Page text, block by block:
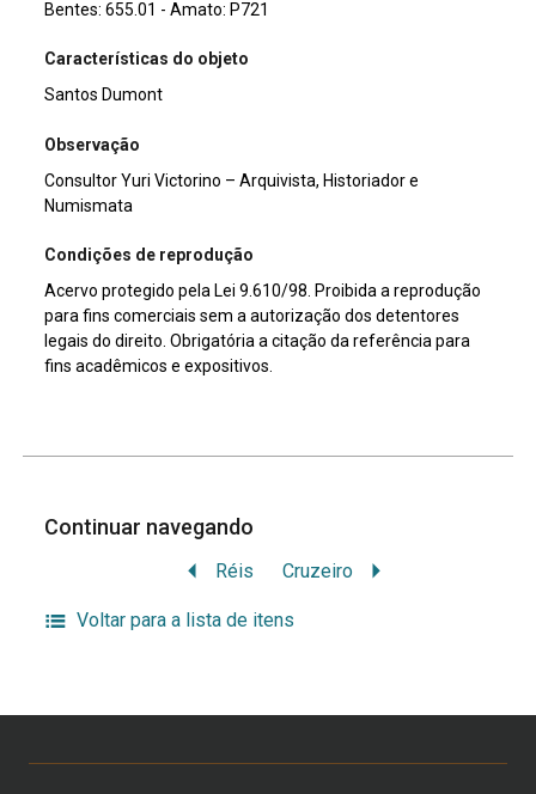
Bentes: 655.01 - Amato: P721
Características do objeto
Santos Dumont
Observação
Consultor Yuri Victorino – Arquivista, Historiador e
Numismata
Condições de reprodução
Acervo protegido pela Lei 9.610/98. Proibida a reprodução
para fins comerciais sem a autorização dos detentores
legais do direito. Obrigatória a citação da referência para
fins acadêmicos e expositivos.
Continuar navegando
Réis Cruzeiro
Voltar para a lista de itens